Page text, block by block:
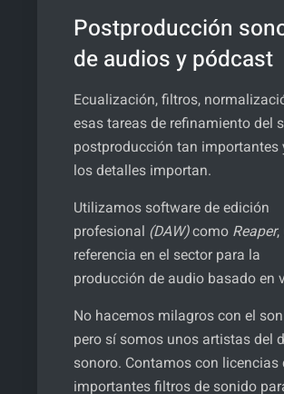
Postproducción
de audios y pódcast
Ecualización, filtros,
esas tareas de refinamiento del
postproducción tan importantes
los detalles importan.
Utilizamos software de edición
profesional (DAW)como Reaper,
referencia en el sector para la
producción de audio basado en
No hacemos milagros con el
pero sí somos unos artistas del
sonoro. Contamos con licencias
importantes filtros de sonido